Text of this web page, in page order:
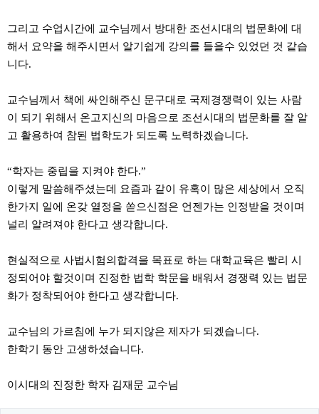
그리고 수업시간에 교수님께서 방대한 조선시대의 법문화에 대
해서 요약을 해주시면서 알기쉽게 강의를 들을수 있었던 것 같습
니다.
교수님께서 책에 싸인해주신 문구대로 국제경쟁력이 있는 사람
이 되기 위해서 온고지신의 마음으로 조선시대의 법문화를 잘 알
고 활용하여 참된 법학도가 되도록 노력하겠습니다.
“학자는 중립을 지켜야 한다.”
이렇게 말씀해주셨는데 요즘과 같이 유혹이 많은 세상에서 오직
한가지 일에 온갖 열정을 쏟으신점은 언젠가는 인정받을 것이며
널리 알려져야 한다고 생각합니다.
현실적으로 사법시험의합격을 목표로 하는 대학교육은 빨리 시
정되어야 할것이며 진정한 법학 학문을 배워서 경쟁력 있는 법문
화가 정착되어야 한다고 생각합니다.
교수님의 가르침에 누가 되지않은 제자가 되겠습니다.
한학기 동안 고생하셨습니다.
이시대의 진정한 학자 김재문 교수님